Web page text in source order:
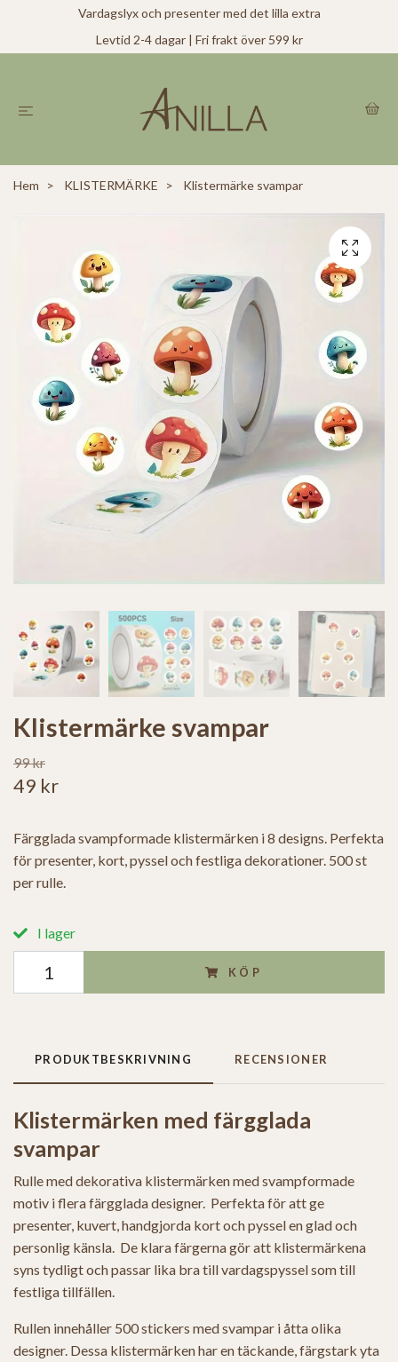
Vardagslyx och presenter med det lilla extra
Levtid 2-4 dagar | Fri frakt över 599 kr
Hem KLISTERMÄRKE Klistermärke svampar
Klistermärke svampar
99 kr
49 kr
Färgglada svampformade klistermärken i 8 designs. Perfekta
för presenter, kort, pyssel och festliga dekorationer. 500 st
per rulle.
I lager
KÖP
PRODUKTBESKRIVNING RECENSIONER
Klistermärken med färgglada
svampar
Rulle med dekorativa klistermärken med svampformade
motiv i flera färgglada designer. Perfekta för att ge
presenter, kuvert, handgjorda kort och pyssel en glad och
personlig känsla. De klara färgerna gör att klistermärkena
syns tydligt och passar lika bra till vardagspyssel som till
festliga tillfällen.
Rullen innehåller 500 stickers med svampar i åtta olika
designer. Dessa klistermärken har en täckande, färgstark yta